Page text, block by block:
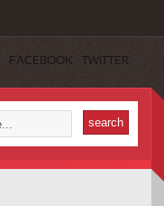
FACEBOOK TWITTER